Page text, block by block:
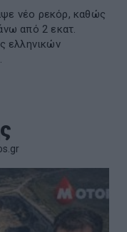
νέο ρεκόρ, καθώς
από 2 εκατ.
ελληνικών